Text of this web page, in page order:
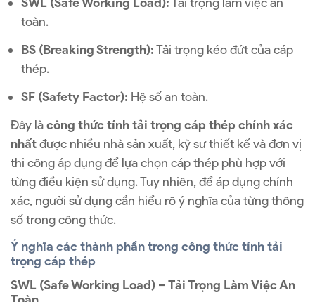
toàn.
BS (Breaking Strength):Tải trọng kéo đứt của cáp
thép.
SF (Safety Factor): Hệ số an toàn.
Đây làcông thức tính tải trọng cáp thép chính xác
nhấtđược nhiều nhà sản xuất, kỹ sư thiết kế và đơn vị
thi công áp dụng để lựa chọn cáp thép phù hợp với
từng điều kiện sử dụng. Tuy nhiên, để áp dụng chính
xác, người sử dụng cần hiểu rõ ý nghĩa của từng thông
số trong công thức.
Ý nghĩa các thành phần trong công thức tính tải
trọng cáp thép
SWL (Safe Working Load) – Tải Trọng Làm Việc An